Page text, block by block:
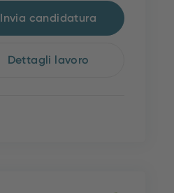
Invia candidatura
Dettagli lavoro